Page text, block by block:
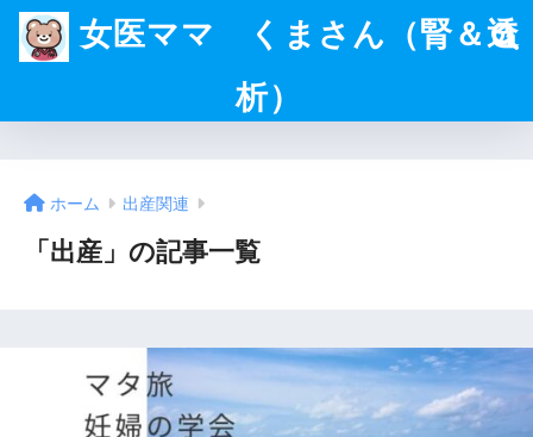
女医ママ くまさん（腎＆透
析）
ホーム 出産関連
「出産」の記事一覧